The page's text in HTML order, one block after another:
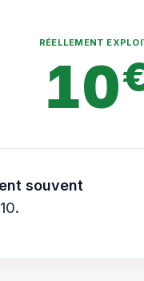
RÉELLEMENT
10
souvent